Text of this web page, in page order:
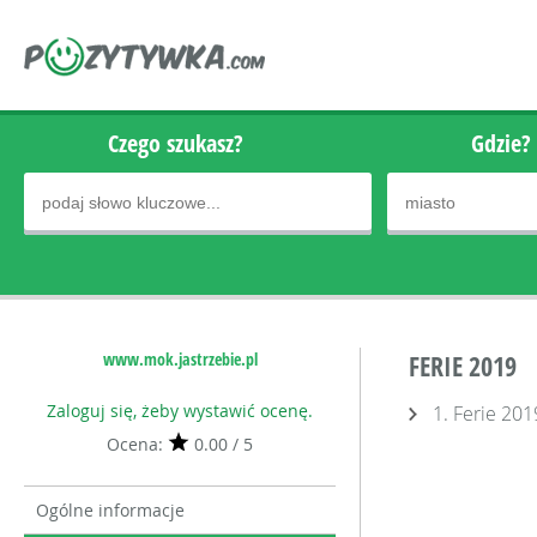
Czego szukasz? Gdzie?
www.mok.jastrzebie.pl
Zaloguj się, żeby wystawić ocenę.
Ocena:
0.00 / 5
Ogólne informacje
FERIE 2019
1. Ferie